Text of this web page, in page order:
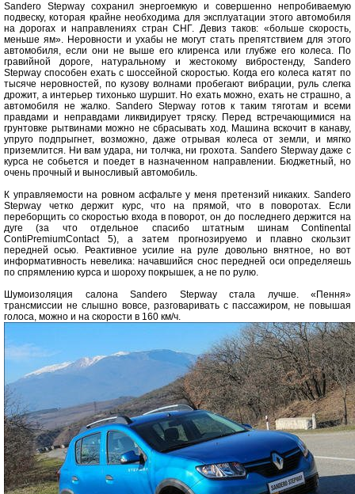
Sandero Stepway сохранил энергоемкую и совершенно непробиваемую
подвеску, которая крайне необходима для эксплуатации этого автомобиля
на дорогах и направлениях стран СНГ. Девиз таков: «больше скорость,
меньше ям». Неровности и ухабы не могут стать препятствием для этого
автомобиля, если они не выше его клиренса или глубже его колеса. По
гравийной дороге, натуральному и жестокому вибростенду, Sandero
Stepway способен ехать с шоссейной скоростью. Когда его колеса катят по
тысяче неровностей, по кузову волнами пробегают вибрации, руль слегка
дрожит, а интерьер тихонько шуршит. Но ехать можно, ехать не страшно, а
автомобиля не жалко. Sandero Stepway готов к таким тяготам и всеми
правдами и неправдами ликвидирует тряску. Перед встречающимися на
грунтовке рытвинами можно не сбрасывать ход. Машина вскочит в канаву,
упруго подпрыгнет, возможно, даже отрывая колеса от земли, и мягко
приземлится. Ни вам удара, ни толчка, ни грохота. Sandero Stepway даже с
курса не собьется и поедет в назначенном направлении. Бюджетный, но
очень прочный и выносливый автомобиль.
К управляемости на ровном асфальте у меня претензий никаких. Sandero
Stepway четко держит курс, что на прямой, что в поворотах. Если
переборщить со скоростью входа в поворот, он до последнего держится на
дуге (за что отдельное спасибо штатным шинам Continental
ContiPremiumContact 5), а затем прогнозируемо и плавно скользит
передней осью. Реактивное усилие на руле довольно внятное, но вот
информативность невелика: начавшийся снос передней оси определяешь
по спрямлению курса и шороху покрышек, а не по рулю.
Шумоизоляция салона Sandero Stepway стала лучше. «Пення»
трансмиссии не слышно вовсе, разговаривать с пассажиром, не повышая
голоса, можно и на скорости в 160 км/ч.